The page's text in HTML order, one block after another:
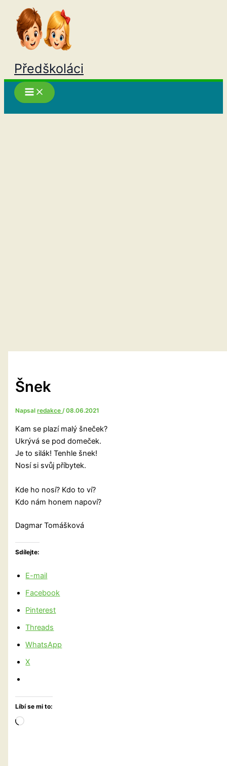
Přeskočit
obsah
Předškoláci
Šnek
Napsalredakce/08.06.2021
Kam se plazí malý šneček?
Ukrývá se pod domeček.
Je to silák! Tenhle šnek!
Nosí si svůj příbytek.
Kde ho nosí? Kdo to ví?
Kdo nám honem napoví?
Dagmar Tomášková
Sdílejte:
E-mail
Facebook
Pinterest
Threads
WhatsApp
X
Líbí se mi to:
Načítání…